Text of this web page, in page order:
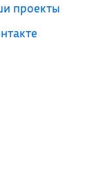
проекты